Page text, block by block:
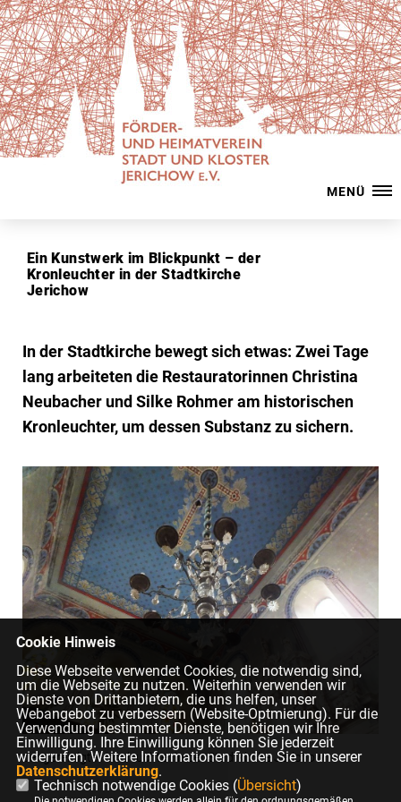
MENÜ
Ein Kunstwerk im Blickpunkt – der
Kronleuchter in der Stadtkirche
Jerichow
In der Stadtkirche bewegt sich etwas: Zwei Tage
lang arbeiteten die Restauratorinnen Christina
Neubacher und Silke Rohmer am historischen
Kronleuchter, um dessen Substanz zu sichern.
der gereinigte Kronleuchter in der Stadtkirche Jerichow
Cookie Hinweis
Diese Webseite verwendet Cookies, die notwendig sind,
um die Webseite zu nutzen. Weiterhin verwenden wir
Dienste von Drittanbietern, die uns helfen, unser
Webangebot zu verbessern (Website-Optmierung). Für die
Verwendung bestimmter Dienste, benötigen wir Ihre
Einwilligung. Ihre Einwilligung können Sie jederzeit
widerrufen. Weitere Informationen finden Sie in unserer
Datenschutzerklärung.
Technisch notwendige Cookies (Übersicht)